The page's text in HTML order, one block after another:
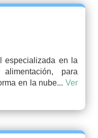
especializada en la
para
en la nube... Ver